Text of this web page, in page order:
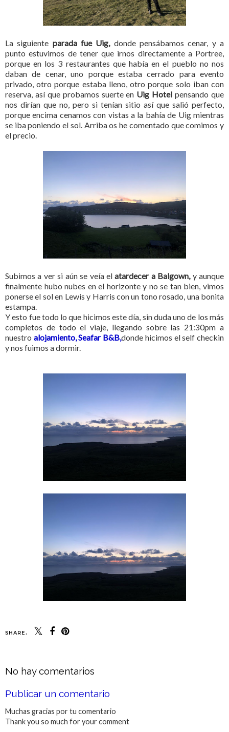
La siguiente parada fue Uig, donde pensábamos cenar, y a
punto estuvimos de tener que irnos directamente a Portree,
porque en los 3 restaurantes que había en el pueblo no nos
daban de cenar, uno porque estaba cerrado para evento
privado, otro porque estaba lleno, otro porque solo iban con
reserva, así que probamos suerte en Uig Hotel pensando que
nos dirían que no, pero si tenían sitio así que salió perfecto,
porque encima cenamos con vistas a la bahía de Uig mientras
se iba poniendo el sol. Arriba os he comentado que comimos y
el precio.
Subimos a ver si aún se veía elatardecer a Balgown,y aunque
finalmente hubo nubes en el horizonte y no se tan bien, vimos
ponerse el sol en Lewis y Harris con un tono rosado, una bonita
estampa.
Y esto fue todo lo que hicimos este día, sin duda uno de los más
completos de todo el viaje, llegando sobre las 21:30pm a
nuestro alojamiento, Seafar B&B,donde hicimos el self checkin
y nos fuimos a dormir.
SHARE:
No hay comentarios
Publicar un comentario
Muchas gracias por tu comentario
Thank you so much for your comment